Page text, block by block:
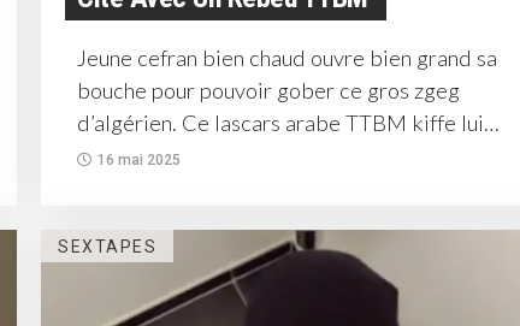
Jeune cefran bien chaud ouvre bien grand sa
bouche pour pouvoir gober ce gros zgeg
d’algérien. Ce lascars arabe TTBM kiffe lui
limer la...
16 mai 2025
SEXTAPES